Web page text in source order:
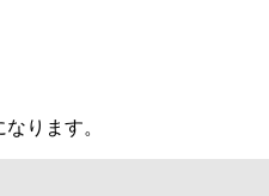
ります。